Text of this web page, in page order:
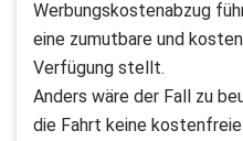
Werbungskostenabzug
eine zumutbare und
Verfügung stellt.
Anders wäre der Fall zu
die Fahrt keine